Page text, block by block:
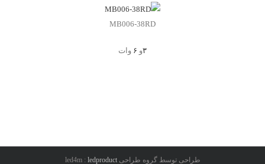
MB006-38RD
۳و ۶ وات
طراحی توسط گروه طراحی led4m :ledproduct